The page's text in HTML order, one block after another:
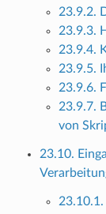
23.9.2.
23.9.3.
23.9.4.
23.9.5.
23.9.6.
23.9.7.
von
23.10.
23.10.1.